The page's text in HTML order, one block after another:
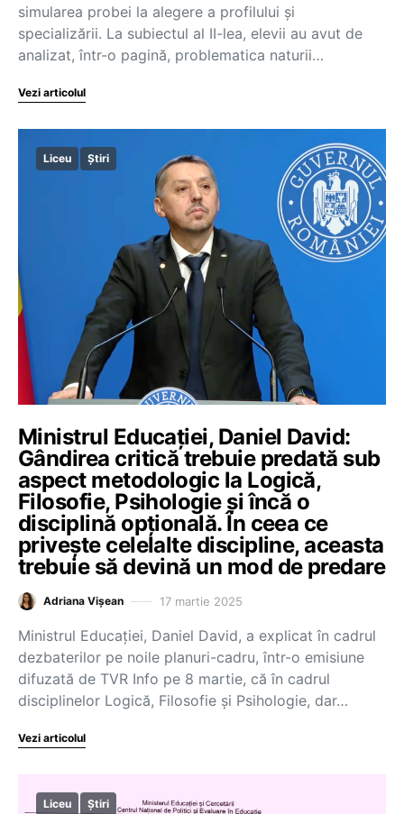
simularea probei la alegere a profilului și
specializării. La subiectul al II-lea, elevii au avut de
analizat, într-o pagină, problematica naturii…
Vezi articolul
Liceu Știri
Ministrul Educației, Daniel David:
Gândirea critică trebuie predată sub
aspect metodologic la Logică,
Filosofie, Psihologie și încă o
disciplină opțională. În ceea ce
privește celelalte discipline, aceasta
trebuie să devină un mod de predare
Adriana Vișean 17 martie 2025
Ministrul Educației, Daniel David, a explicat în cadrul
dezbaterilor pe noile planuri-cadru, într-o emisiune
difuzată de TVR Info pe 8 martie, că în cadrul
disciplinelor Logică, Filosofie și Psihologie, dar…
Vezi articolul
Liceu Știri